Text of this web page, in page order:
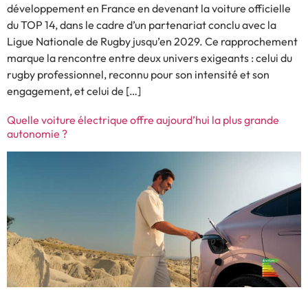
développement en France en devenant la voiture officielle
du TOP 14, dans le cadre d’un partenariat conclu avec la
Ligue Nationale de Rugby jusqu’en 2029. Ce rapprochement
marque la rencontre entre deux univers exigeants : celui du
rugby professionnel, reconnu pour son intensité et son
engagement, et celui de […]
Quelle voiture électrique offre aujourd’hui la plus grande
autonomie ?